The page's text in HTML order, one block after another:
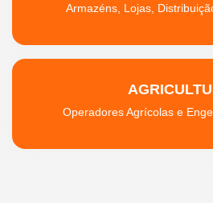
Armazéns, Lojas,
Operadores Agrícolas e